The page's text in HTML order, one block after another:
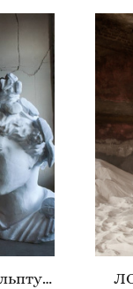
ЛОКАЦИЯ 223 — зал Скульптура